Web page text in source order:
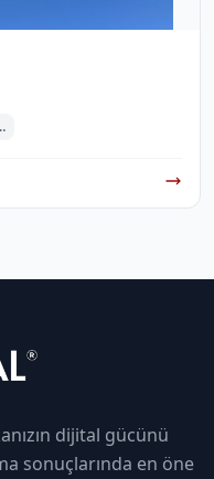
dijital gücünü
sonuçlarında en öne